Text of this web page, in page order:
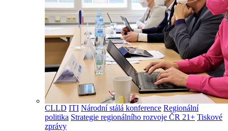
CLLD ITI Národní stálá konference Regionální
politika Strategie regionálního rozvoje ČR 21+ Tiskové
zprávy